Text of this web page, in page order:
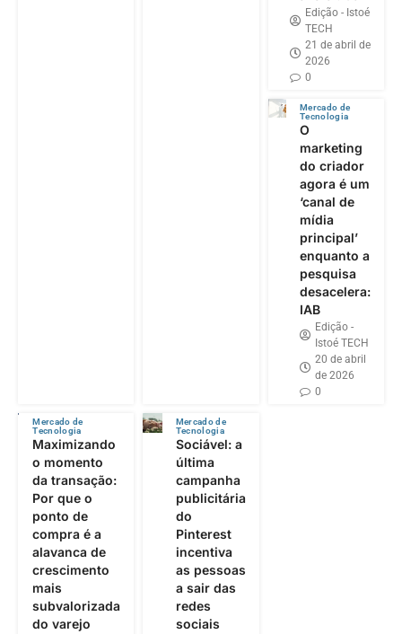
Edição - Istoé
TECH
21 de abril de
2026
0
Mercado de
Tecnologia
O
marketing
do criador
agora é um
‘canal de
mídia
principal’
enquanto a
pesquisa
desacelera:
IAB
Edição -
Istoé TECH
20 de abril
de 2026
0
Mercado de
Tecnologia
Maximizando
o momento
da transação:
Por que o
ponto de
compra é a
alavanca de
crescimento
mais
subvalorizada
do varejo
Mercado de
Tecnologia
Sociável: a
última
campanha
publicitária
do
Pinterest
incentiva
as pessoas
a sair das
redes
sociais